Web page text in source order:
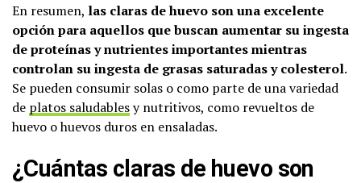
En resumen, las claras de huevo son una excelente
opción para aquellos que buscan aumentar su ingesta
de proteínas y nutrientes importantes mientras
controlan su ingesta de grasas saturadas y colesterol.
Se pueden consumir solas o como parte de una variedad
de platos saludablesy nutritivos, como revueltos de
huevo o huevos duros en ensaladas.
¿Cuántas claras de huevo son